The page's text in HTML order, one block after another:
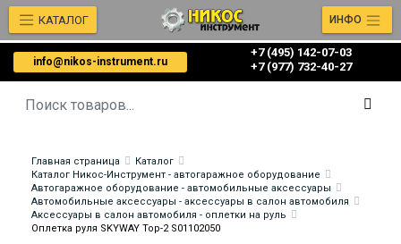
info@nikos-instrument.ru
+7 (495) 142-07-03
‎‎+7 (977) 732-40-27
КАТАЛОГ ИНФО
Главная страница
Каталог
Каталог Никос-Инструмент - автогаражное оборудование
Автогаражное оборудование - автомобильные аксессуары
Автомобильные аксессуары - аксессуары в салон автомобиля
Аксессуары в салон автомобиля - оплетки на руль
Оплетка руля SKYWAY Top-2 S01102050